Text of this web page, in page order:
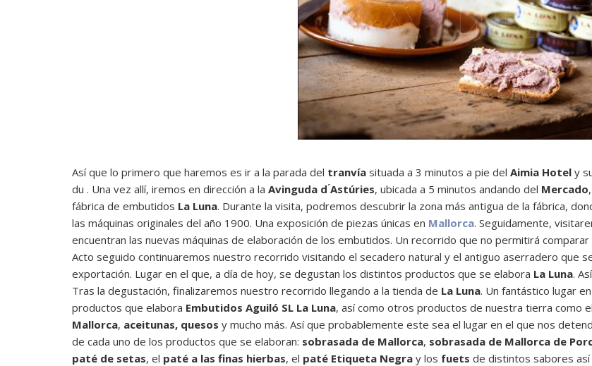
Así que lo primero que haremos es ir a la parada del tranvía situada a 3 minutos a pie del Aimia Hotel y
du . Una vez allí, iremos en dirección a la Avinguda d ́Astúries, ubicada a 5 minutos andando del Mercado
fábrica de embutidos La Luna. Durante la visita, podremos descubrir la zona más antigua de la fábrica,
las máquinas originales del año 1900. Una exposición de piezas únicas en Mallorca. Seguidamente,
encuentran las nuevas máquinas de elaboración de los embutidos. Un recorrido que no permitirá
Acto seguido continuaremos nuestro recorrido visitando el secadero natural y el antiguo aserradero que
exportación. Lugar en el que, a día de hoy, se degustan los distintos productos que se elabora La Luna.
Tras la degustación, finalizaremos nuestro recorrido llegando a la tienda de La Luna. Un fantástico lugar
productos que elabora Embutidos Aguiló SL La Luna, así como otros productos de nuestra tierra como el
Mallorca, aceitunas, quesos y mucho más. Así que probablemente este sea el lugar en el que nos
de cada uno de los productos que se elaboran: sobrasada de Mallorca, sobrasada de Mallorca de
paté de setas, el paté a las finas hierbas, el paté Etiqueta Negra y los fuets de distintos sabores así